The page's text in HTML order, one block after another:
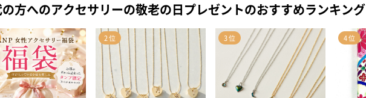
方へのアクセサリーの敬老の日プレゼントのおすすめランキング